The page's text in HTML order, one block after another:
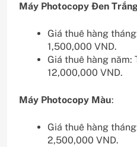
Máy Photocopy Đen
Giá thuê hàng
1,500,000 VND.
Giá thuê hàng
12,000,000 VND.
Máy Photocopy Màu:
Giá thuê hàng
2,500,000 VND.